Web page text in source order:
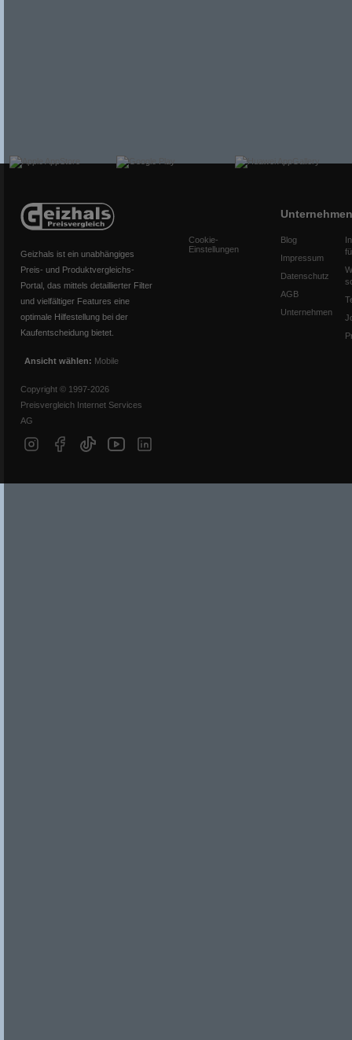
Geizhals ist ein unabhängiges
Preis- und Produktvergleichs-
Portal, das mittels detaillierter Filter
und vielfältiger Features eine
optimale Hilfestellung bei der
Kaufentscheidung bietet.
Ansicht wählen: Mobile
Copyright © 1997-2026
Preisvergleich Internet Services
AG
Cookie-
Einstellungen
Unternehmen
Blog
Impressum
Datenschutz
AGB
Unternehmen